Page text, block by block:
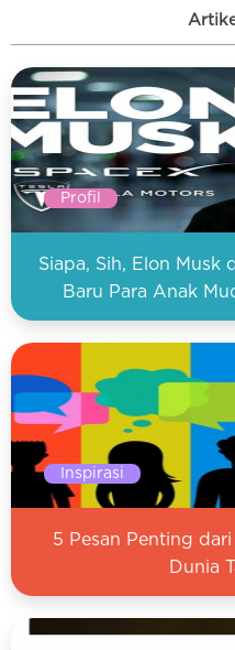
Profil
Siapa, Sih, Elon Musk
Baru Para Anak
Inspirasi
5 Pesan Penting
Dunia